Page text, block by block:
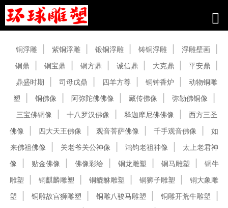
铜浮雕 紫铜浮雕 锻铜浮雕 铸铜浮雕
浮雕壁画
铜鼎
铜宝鼎 铜方鼎 诚信鼎 大克鼎
平安鼎
鼎盛时期
司母戊鼎 四羊方尊 铜钟香炉
动物铜雕
塑
铜佛像 阿弥陀佛佛像 藏传佛像
弥勒佛铜像
三宝佛铜像
十八罗汉佛像 释迦摩尼佛佛像
西方三圣
佛像
四大天王佛像 观音菩萨佛像 千手观音佛像
如
来佛祖佛像
关老爷关公神像 鸿钧老祖神像
太上老君神
像
贴金佛像 佛像彩绘 铜龙雕塑 铜马雕塑
铜牛
雕塑
铜麒麟雕塑 铜貔貅雕塑 铜狮子雕塑
铜大象雕
塑
铜雕故宫狮雕塑 铜雕八骏马雕塑
铜雕开荒牛雕塑